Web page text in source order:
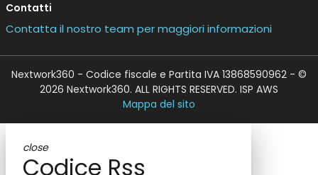
Contatti
Contatta il nostro team per maggiori informazioni
Nextwork360 - Codice fiscale e Partita IVA 13868590962 - ©
2026 Nextwork360. ALL RIGHTS RESERVED. ISP AWS
Mappa del sito
close
Codice Rss